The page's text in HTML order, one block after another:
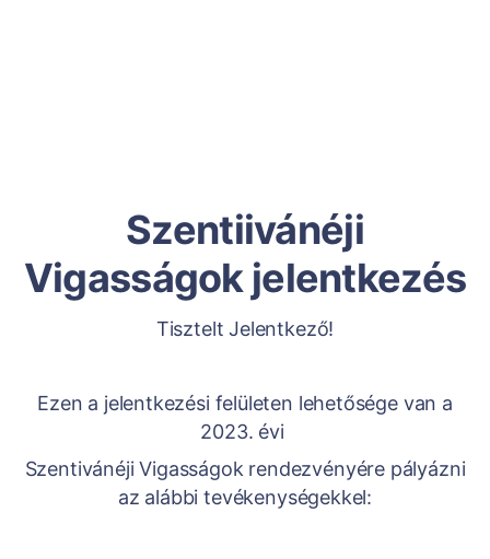
Szentiivánéji
Vigasságok jelentkezés
Tisztelt Jelentkező!
Ezen a jelentkezési felületen lehetősége van a
2023. évi
Szentivánéji Vigasságok rendezvényére pályázni
az alábbi tevékenységekkel: